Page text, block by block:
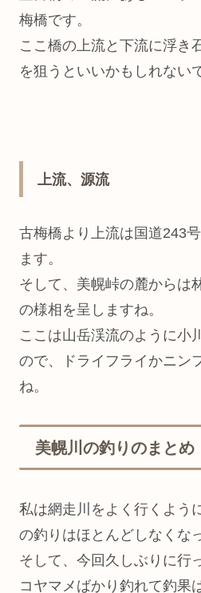
梅橋です。
ここ橋の上流と下流に浮き
を狙うといいかもしれない
上流、源流
古梅橋より上流は国道243
ます。
そして、美幌峠の麓からは
の様相を呈しますね。
ここは山岳渓流のように小
ので、ドライフライかニン
ね。
美幌川の釣りのまとめ
私は網走川をよく行くよう
の釣りはほとんどしなくな
そして、今回久しぶりに行
コヤマメばかり釣れて釣果